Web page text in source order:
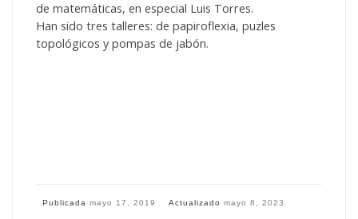
de matemáticas, en especial Luis Torres.
Han sido tres talleres: de papiroflexia, puzles
topológicos y pompas de jabón.
Publicadamayo 17, 2019 Actualizadomayo 8, 2023